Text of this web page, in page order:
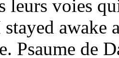
leurs voies
stayed
Psaume de